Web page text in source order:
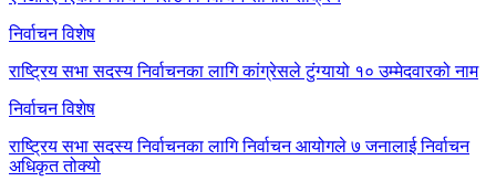
निर्वाचन विशेष
राष्ट्रिय सभा सदस्य निर्वाचनका लागि कांग्रेसले टुंग्यायो १० उम्मेदवारको नाम
निर्वाचन विशेष
राष्ट्रिय सभा सदस्य निर्वाचनका लागि निर्वाचन आयोगले ७ जनालाई निर्वाचन
अधिकृत तोक्यो